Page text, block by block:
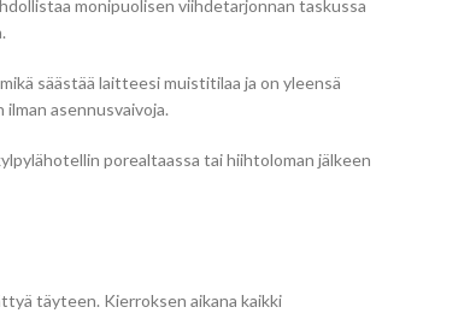
monipuolisen viihdetarjonnan taskussa
säästää laitteesi muistitilaa ja on yleensä
asennusvaivoja.
porealtaassa tai hiihtoloman jälkeen
täyteen. Kierroksen aikana kaikki